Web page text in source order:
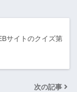
サイトのクイズ第
次の記事